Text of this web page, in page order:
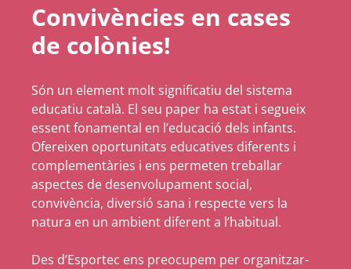
Convivències en cases
de colònies!
Són un element molt significatiu del sistema
educatiu català. El seu paper ha estat i segueix
essent fonamental en l’educació dels infants.
Ofereixen oportunitats educatives diferents i
complementàries i ens permeten treballar
aspectes de desenvolupament social,
convivència, diversió sana i respecte vers la
natura en un ambient diferent a l’habitual.
Des d’Esportec ens preocupem per organitzar-